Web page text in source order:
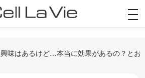
味はあるけど…本当に効果があるの？とお